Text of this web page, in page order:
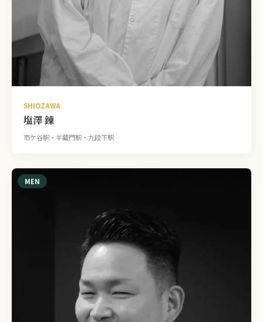
SHIOZAWA
塩澤 錬
市ケ谷駅・半蔵門駅・九段下駅
MEN